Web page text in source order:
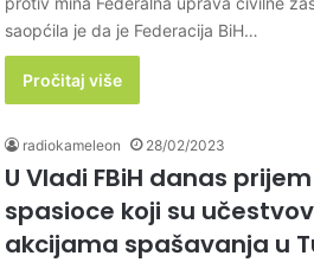
saopćila je da je Federacija BiH…
Pročitaj više
radiokameleon 28/02/2023
U Vladi FBiH danas
spasioce koji su
akcijama spašavanja u